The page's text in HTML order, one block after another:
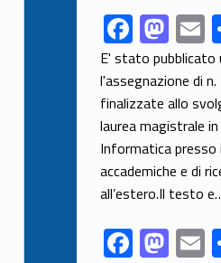
Link identifier share facebook archive #share-link-archive-15782F
ac
e
b
o
o
k
M
as
to
d
o
n
E
l
E' stato pubblicato
l'assegnazione di
finalizzate allo
laurea magistrale
Informatica
accademiche e di
all’estero.Il testo
F M E